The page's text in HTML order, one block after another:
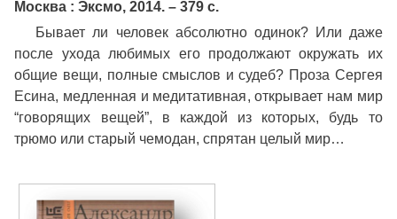
Москва : Эксмо, 2014. – 379 с.
Бывает ли человек абсолютно одинок? Или даже
после ухода любимых его продолжают окружать их
общие вещи, полные смыслов и судеб? Проза Сергея
Есина, медленная и медитативная, открывает нам мир
“говорящих вещей”, в каждой из которых, будь то
трюмо или старый чемодан, спрятан целый мир…